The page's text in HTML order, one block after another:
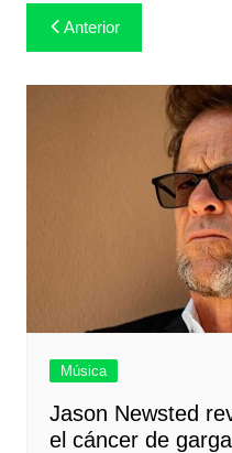
Navegación
de
entradas
Anterior
Música
Jason Newsted
el cáncer de